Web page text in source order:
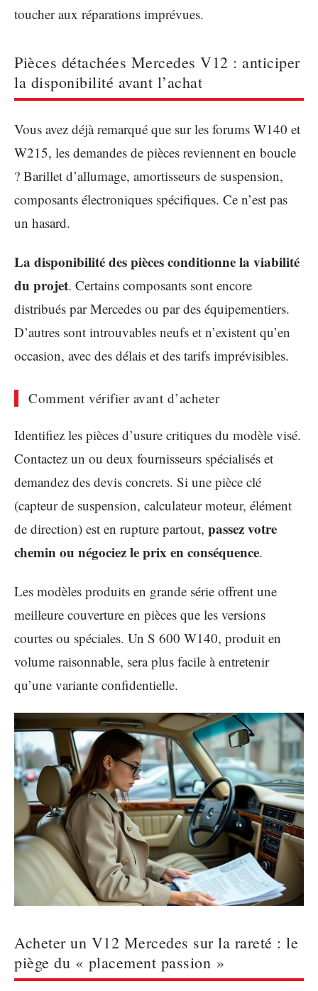
toucher aux réparations imprévues.
Pièces détachées Mercedes V12 : anticiper
la disponibilité avant l’achat
Vous avez déjà remarqué que sur les forums W140 et
W215, les demandes de pièces reviennent en boucle
? Barillet d’allumage, amortisseurs de suspension,
composants électroniques spécifiques. Ce n’est pas
un hasard.
La disponibilité des pièces conditionne la viabilité
du projet. Certains composants sont encore
distribués par Mercedes ou par des équipementiers.
D’autres sont introuvables neufs et n’existent qu’en
occasion, avec des délais et des tarifs imprévisibles.
Comment vérifier avant d’acheter
Identifiez les pièces d’usure critiques du modèle visé.
Contactez un ou deux fournisseurs spécialisés et
demandez des devis concrets. Si une pièce clé
(capteur de suspension, calculateur moteur, élément
de direction) est en rupture partout, passez votre
chemin ou négociez le prix en conséquence.
Les modèles produits en grande série offrent une
meilleure couverture en pièces que les versions
courtes ou spéciales. Un S 600 W140, produit en
volume raisonnable, sera plus facile à entretenir
qu’une variante confidentielle.
Acheter un V12 Mercedes sur la rareté : le
piège du « placement passion »